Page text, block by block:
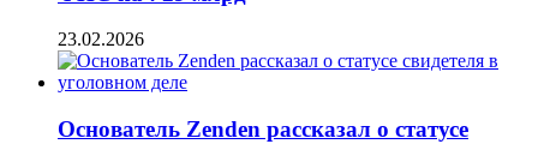
23.02.2026
Основатель Zenden рассказал о статусе